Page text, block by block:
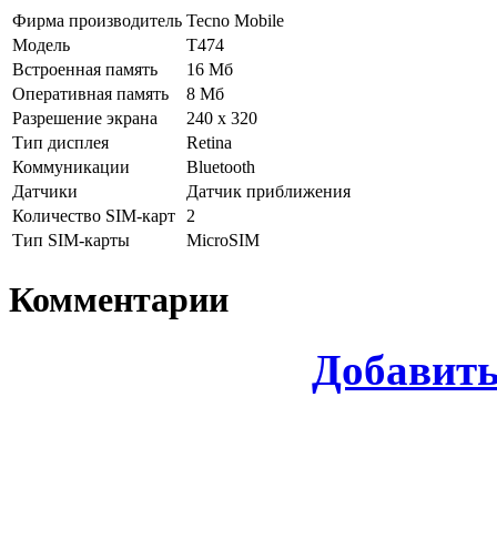
Фирма производитель Tecno Mobile
Модель
T474
Встроенная память
16 Мб
Оперативная память
8 Мб
Разрешение экрана
240 x 320
Тип дисплея
Retina
Коммуникации
Bluetooth
Датчики
Датчик приближения
Количество SIM-карт 2
Тип SIM-карты
MicroSIM
Комментарии